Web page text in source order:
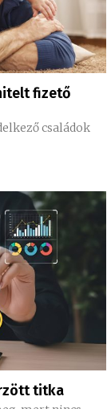
fizető
családok
titka